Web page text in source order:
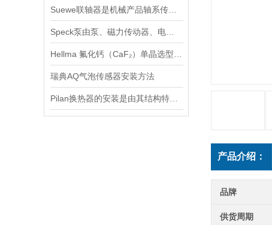
瑞典AQ气泡传感器安装方法
产品介绍：
品牌
供货周期